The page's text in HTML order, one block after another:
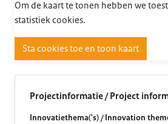
Om de kaart te tonen hebben we
statistiek cookies.
Sta cookies toe en toon kaart
Projectinformatie / Project
Innovatiethema('s) / Innovation